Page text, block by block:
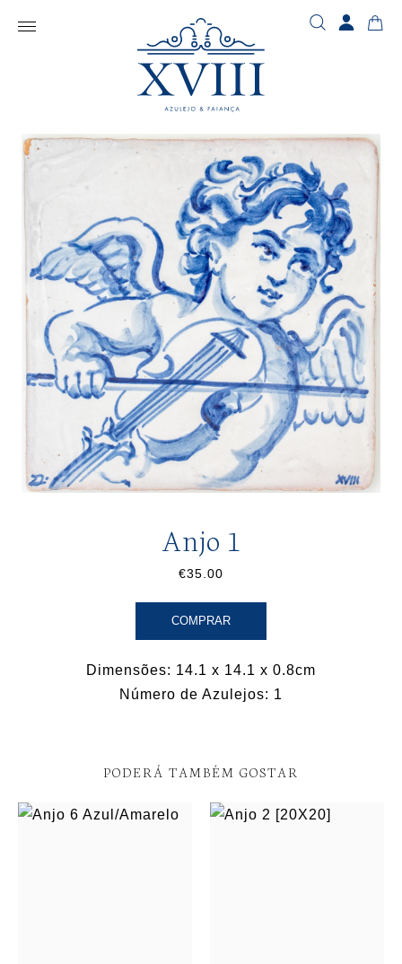
Anjo 1
€35.00
COMPRAR
Dimensões: 14.1 x 14.1 x 0.8cm
Número de Azulejos: 1
PODERÁ TAMBÉM GOSTAR